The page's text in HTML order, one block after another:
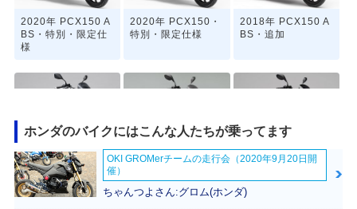
2020年 PCX150 A
BS・特別・限定仕
様
2020年 PCX150・
特別・限定仕様
2018年 PCX150 A
BS・追加
2018年 PCX150・
フルモデルチェンジ
2017年 PCX150・
カラーチェンジ
2016年 PCX150 S
pecial Edition・特
別・限定仕様
ホンダのバイクにはこんな人たちが乗ってます
OKI GROMerチームの走行会（2020年9月20日開
催）
ちゃんつよさん:グロム(ホンダ)